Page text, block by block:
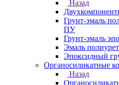
Назад
Грунт-эмаль
ПУ
Грунт-эмаль
Эмаль
Эпоксидный
Органосиликатные
Назад